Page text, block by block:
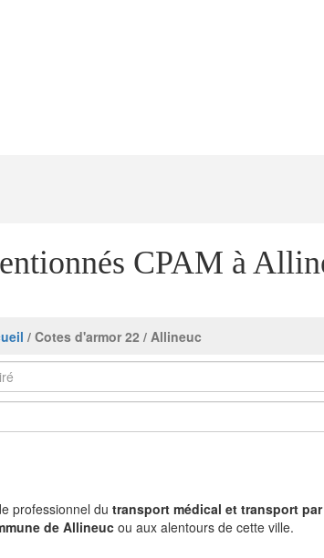
CPAM à
/ Cotes d'armor 22 / Allineuc
professionnel du transport médical et transport
de Allineucou aux alentours de cette ville.